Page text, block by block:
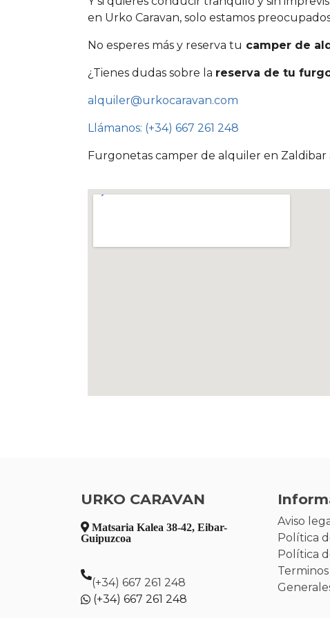
en Urko Caravan, solo estamos
No esperes más y reserva tu camper de
¿Tienes dudas sobre la reserva de tu
alquiler@urkocaravan.com
Llámanos: (+34) 667 261 248
Furgonetas camper de alquiler en Zaldibar
URKO CARAVAN
Matsaria Kalea 38-42, Eibar-
Guipuzcoa
(+34) 667 261 248
(+34) 667 261 248
Aviso
Política
Política